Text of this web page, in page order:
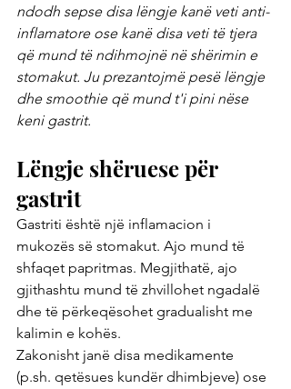
ndodh sepse disa lëngje kanë veti anti-
inflamatore ose kanë disa veti të tjera
që mund të ndihmojnë në shërimin e
stomakut. Ju prezantojmë pesë lëngje
dhe smoothie që mund t'i pini nëse
keni gastrit.
Lëngje shëruese për
gastrit
Gastriti është një inflamacion i
mukozës së stomakut. Ajo mund të
shfaqet papritmas. Megjithatë, ajo
gjithashtu mund të zhvillohet ngadalë
dhe të përkeqësohet gradualisht me
kalimin e kohës.
Zakonisht janë disa medikamente
(p.sh. qetësues kundër dhimbjeve) ose